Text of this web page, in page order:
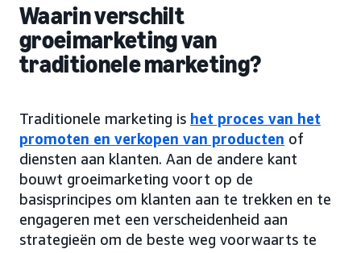
Waarin verschilt
groeimarketing van
traditionele marketing?
Traditionele marketing is het proces van het
promoten en verkopen van producten of
diensten aan klanten. Aan de andere kant
bouwt groeimarketing voort op de
basisprincipes om klanten aan te trekken en te
engageren met een verscheidenheid aan
strategieën om de beste weg voorwaarts te